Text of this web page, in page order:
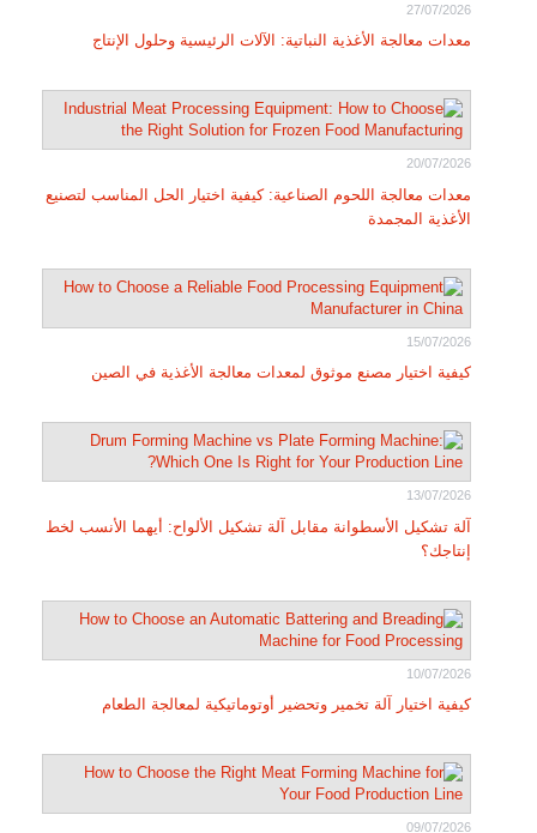
27/07/2026
معدات معالجة الأغذية النباتية: الآلات الرئيسية وحلول الإنتاج
20/07/2026
معدات معالجة اللحوم الصناعية: كيفية اختيار الحل المناسب لتصنيع
الأغذية المجمدة
15/07/2026
كيفية اختيار مصنع موثوق لمعدات معالجة الأغذية في الصين
13/07/2026
آلة تشكيل الأسطوانة مقابل آلة تشكيل الألواح: أيهما الأنسب لخط
إنتاجك؟
10/07/2026
كيفية اختيار آلة تخمير وتحضير أوتوماتيكية لمعالجة الطعام
09/07/2026